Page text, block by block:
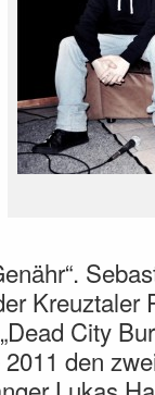
Kreuztaler
City
den